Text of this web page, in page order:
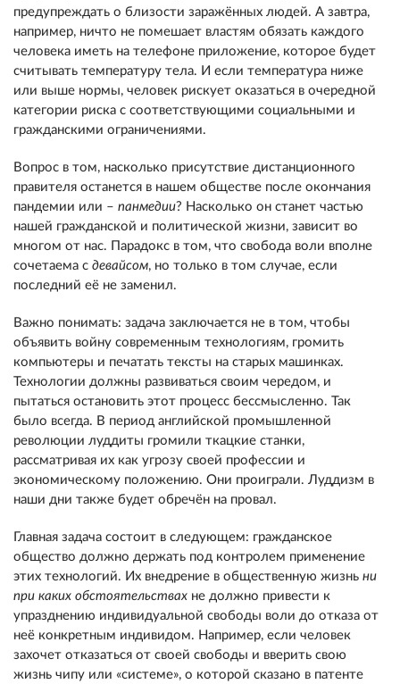
предупреждать о близости заражённых людей. А завтра,
например, ничто не помешает властям обязать каждого
человека иметь на телефоне приложение, которое будет
считывать температуру тела. И если температура ниже
или выше нормы, человек рискует оказаться в очередной
категории риска с соответствующими социальными и
гражданскими ограничениями.
Вопрос в том, насколько присутствие дистанционного
правителя останется в нашем обществе после окончания
пандемии или – панмедии? Насколько он станет частью
нашей гражданской и политической жизни, зависит во
многом от нас. Парадокс в том, что свобода воли вполне
сочетаема с девайсом, но только в том случае, если
последний её не заменил.
Важно понимать: задача заключается не в том, чтобы
объявить войну современным технологиям, громить
компьютеры и печатать тексты на старых машинках.
Технологии должны развиваться своим чередом, и
пытаться остановить этот процесс бессмысленно. Так
было всегда. В период английской промышленной
революции луддиты громили ткацкие станки,
рассматривая их как угрозу своей профессии и
экономическому положению. Они проиграли. Луддизм в
наши дни также будет обречён на провал.
Главная задача состоит в следующем: гражданское
общество должно держать под контролем применение
этих технологий. Их внедрение в общественную жизнь ни
при каких обстоятельствах не должно привести к
упразднению индивидуальной свободы воли до отказа от
неё конкретным индивидом. Например, если человек
захочет отказаться от своей свободы и вверить свою
жизнь чипу или «системе», о которой сказано в патенте